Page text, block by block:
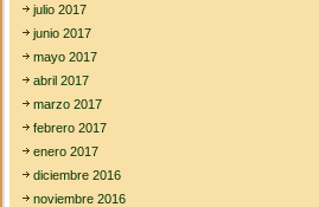
julio 2017
junio 2017
mayo 2017
abril 2017
marzo 2017
febrero 2017
enero 2017
diciembre 2016
noviembre 2016